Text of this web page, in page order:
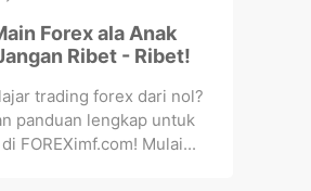
Forex ala Anak
Ribet - Ribet!
trading forex dari nol?
panduan lengkap untuk
FOREXimf.com! Mulai...